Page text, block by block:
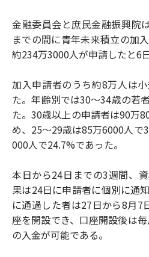
金融委員会と庶民金融振興院
までの間に青年未来積立の加
約234万3000人が申請したと6
加入申請者のうち約8万人は
た。年齢別では30〜34歳の若
た。30歳以上の申請者は90万
め、25〜29歳は85万6000人で
000人で24.7%であった。
本日から24日までの3週間、
果は24日に申請者に個別に通
に通過した者は27日から8月7
座を開設でき、口座開設後は
の入金が可能である。